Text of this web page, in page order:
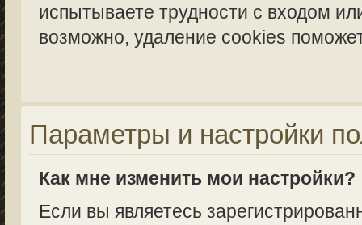
испытываете трудности с входом
возможно, удаление cookies
Параметры и настройки
Как мне изменить мои настройки?
Если вы являетесь